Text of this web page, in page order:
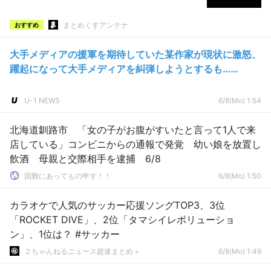
おすすめ まとめくすアンテナ
大手メディアの援軍を期待していた某作家が現状に激怒、
躍起になって大手メディアを糾弾しようとするも……
U-1 NEWS 6/8(Mo) 1:54
北海道釧路市 「女の子がお腹がすいたと言って1人で来
店している」コンビニからの通報で発覚 幼い娘を放置し
飲酒 母親と交際相手を逮捕 6/8
国難にあってもの申す！！ 6/8(Mo) 1:50
カラオケで人気のサッカー応援ソングTOP3、3位
「ROCKET DIVE」、2位「タマシイレボリューショ
ン」、1位は？ #サッカー
２ちゃんねるニュース超速まとめ＋ 6/8(Mo) 1:49